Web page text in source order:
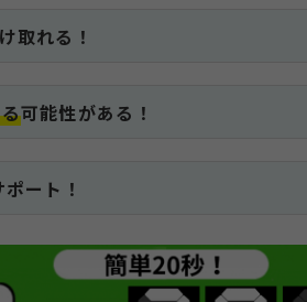
取れる！
可能性がある！
ート！